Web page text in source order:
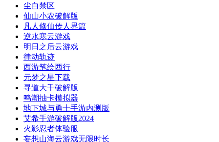
尘白禁区
仙山小农破解版
凡人修仙传人界篇
逆水寒云游戏
明日之后云游戏
律动轨迹
西游笔绘西行
元梦之星下载
寻道大千破解版
鸣潮抽卡模拟器
地下城与勇士手游内测版
艾希手游破解版2024
火影忍者体验服
妄想山海云游戏无限时长